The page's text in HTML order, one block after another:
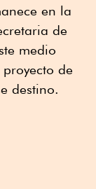
en la
de
medio
de
destino.